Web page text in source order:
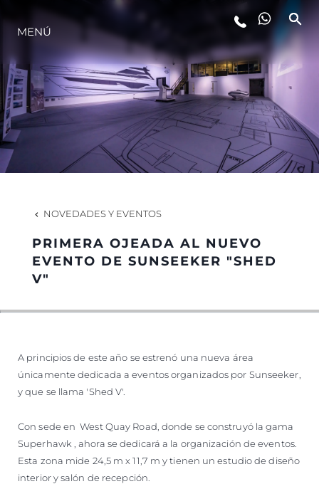
ESTILO DE VIDA
INNOVACIÓN
¿QUIÉNES SOMOS?
EL EQUIPO
HISTORIA
VALORE SU EMBARCACIÓN
MENÚ
NOVEDADES Y EVENTOS
PRIMERA OJEADA AL NUEVO
EVENTO DE SUNSEEKER "SHED
V"
A principios de este año se estrenó una nueva área
únicamente dedicada a eventos organizados por Sunseeker,
y que se llama 'Shed V'.
Con sede en West Quay Road, donde se construyó la gama
Superhawk , ahora se dedicará a la organización de eventos.
Esta zona mide 24,5 m x 11,7 m y tienen un estudio de diseño
interior y salón de recepción.